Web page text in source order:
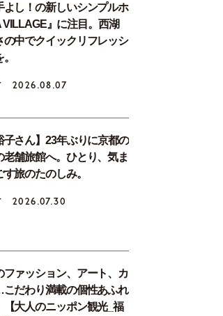
よし！の新しいシンプルホ
VILLAGE』に注目。西湖
の中でクイックリフレッシ
2026.08.07
子さん】23年ぶりに京都の
老舗旅館へ。ひとり、気ま
す旅のたのしみ。
2026.07.30
ファッション、アート、カ
だわり満載の個性あふれ
【大人のニッポン観光_福